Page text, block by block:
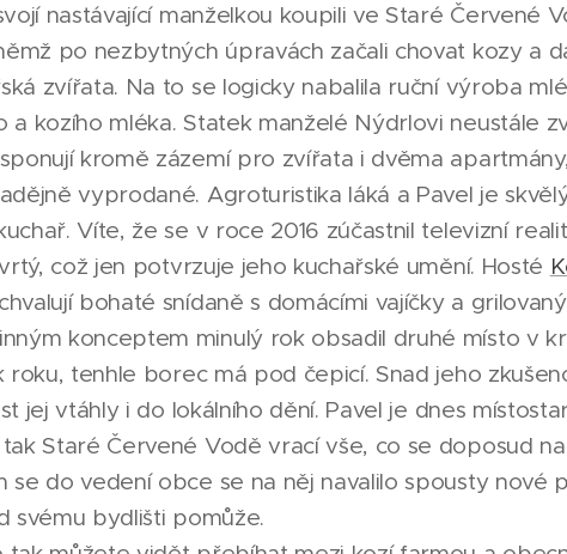
nastávající manželkou koupili ve Staré Červené
po nezbytných úpravách začali chovat kozy a
zvířata. Na to se logicky nabalila ruční výroba
a kozího mléka. Statek manželé Nýdrlovi neustále
kromě zázemí pro zvířata i dvěma
vyprodané. Agroturistika láká a Pavel je
Víte, že se v roce 2016 zúčastnil televizní
což jen potvrzuje jeho kuchařské umění. Hosté
bohaté snídaně s domácími vajíčky a
konceptem minulý rok obsadil druhé místo v
roku, tenhle borec má pod čepicí. Snad jeho
jej vtáhly i do lokálního dění. Pavel je dnes
Staré Červené Vodě vrací vše, co se doposud
se do vedení obce se na něj navalilo spousty nové
svému bydlišti pomůže.